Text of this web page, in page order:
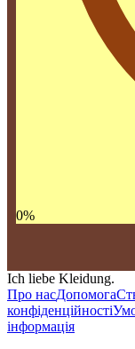
0%
Ich liebe Kleidung.
Про насДопомога
конфіденційності
інформація